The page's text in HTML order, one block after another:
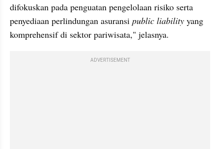
difokuskan pada penguatan pengelolaan risiko serta
penyediaan perlindungan asuransi public liability yang
komprehensif di sektor pariwisata," jelasnya.
ADVERTISEMENT